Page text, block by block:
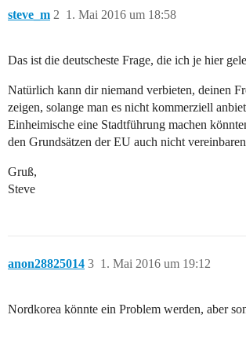
steve_m 1. Mai 2016 um 18:58
2
Das ist die deutscheste Frage, die ich je hier
Natürlich kann dir niemand verbieten, deinen
zeigen, solange man es nicht kommerziell
Einheimische eine Stadtführung machen
den Grundsätzen der EU auch nicht
Gruß,
Steve
anon28825014 1. Mai 2016 um 19:12
3
Nordkorea könnte ein Problem werden, aber